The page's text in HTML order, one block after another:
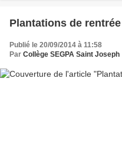
Plantations de rentrée
Publié le 20/09/2014 à 11:58
Par Collège SEGPA Saint Joseph